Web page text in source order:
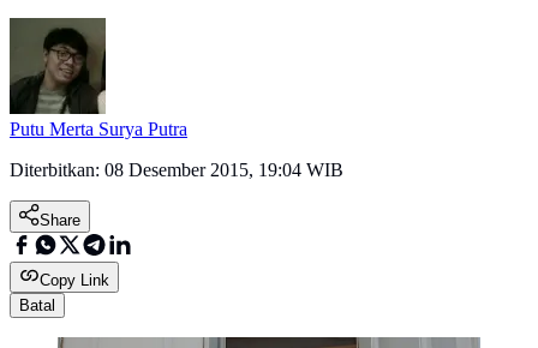
Putu Merta Surya Putra
Diterbitkan: 08 Desember 2015, 19:04 WIB
Share
Copy Link
Batal